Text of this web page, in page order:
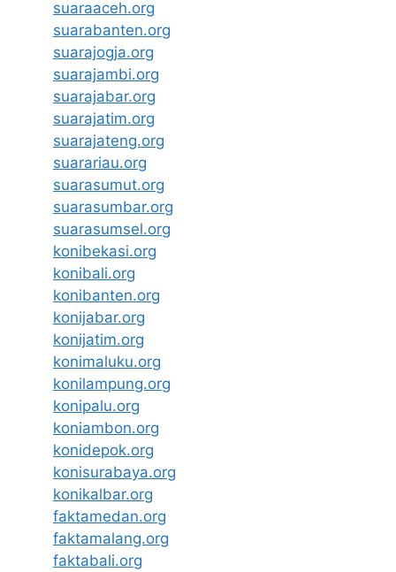
suaraaceh.org
suarabanten.org
suarajogja.org
suarajambi.org
suarajabar.org
suarajatim.org
suarajateng.org
suarariau.org
suarasumut.org
suarasumbar.org
suarasumsel.org
konibekasi.org
konibali.org
konibanten.org
konijabar.org
konijatim.org
konimaluku.org
konilampung.org
konipalu.org
koniambon.org
konidepok.org
konisurabaya.org
konikalbar.org
faktamedan.org
faktamalang.org
faktabali.org